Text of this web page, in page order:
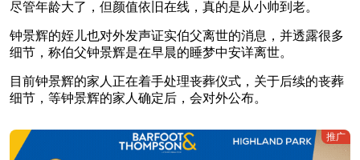
尽管年龄大了，但颜值依旧在线，真的是从小帅到老。
钟景辉的姪儿也对外发声证实伯父离世的消息，并透露很多
细节，称伯父钟景辉是在早晨的睡梦中安详离世。
目前钟景辉的家人正在着手处理丧葬仪式，关于后续的丧葬
细节，等钟景辉的家人确定后，会对外公布。
推广